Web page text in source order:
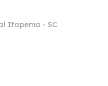
Itapema - SC